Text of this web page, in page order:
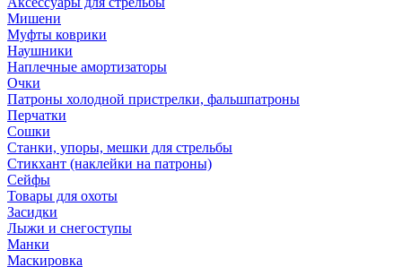
Мишени
Муфты коврики
Наушники
Наплечные амортизаторы
Очки
Патроны холодной пристрелки, фальшпатроны
Перчатки
Сошки
Станки, упоры, мешки для стрельбы
Стикхант (наклейки на патроны)
Сейфы
Товары для охоты
Засидки
Лыжи и снегоступы
Манки
Маскировка